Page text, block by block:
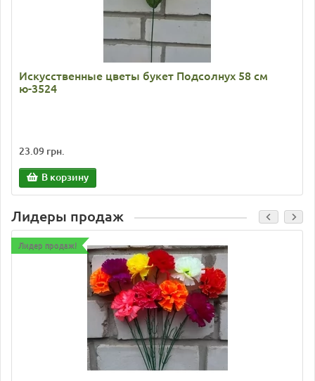
Искусственные цветы букет Подсолнух 58 см
ю-3524
23.09 грн.
В корзину
Лидеры продаж
Лидер продаж!